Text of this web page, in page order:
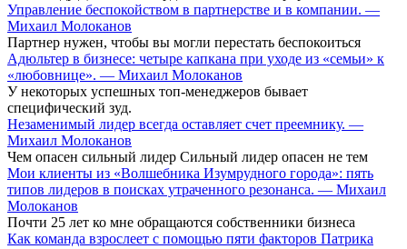
Управление беспокойством в партнерстве и в компании. —
Михаил Молоканов
Партнер нужен, чтобы вы могли перестать беспокоиться
Адюльтер в бизнесе: четыре капкана при уходе из «семьи» к
«любовнице». — Михаил Молоканов
У некоторых успешных топ-менеджеров бывает
специфический зуд.
Незаменимый лидер всегда оставляет счет преемнику. —
Михаил Молоканов
Чем опасен сильный лидер Сильный лидер опасен не тем
Мои клиенты из «Волшебника Изумрудного города»: пять
типов лидеров в поисках утраченного резонанса. — Михаил
Молоканов
Почти 25 лет ко мне обращаются собственники бизнеса
Как команда взрослеет с помощью пяти факторов Патрика